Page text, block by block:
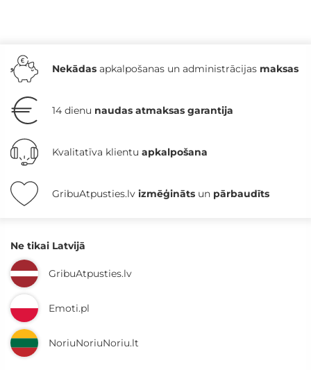
Nekādas apkalpošanas un administrācijas maksas
14 dienu naudas atmaksas garantija
Kvalitatīva klientu apkalpošana
GribuAtpusties.lv izmēģināts un pārbaudīts
Ne tikai Latvijā
GribuAtpusties.lv
Emoti.pl
NoriuNoriuNoriu.lt